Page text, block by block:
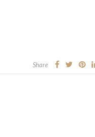
Share